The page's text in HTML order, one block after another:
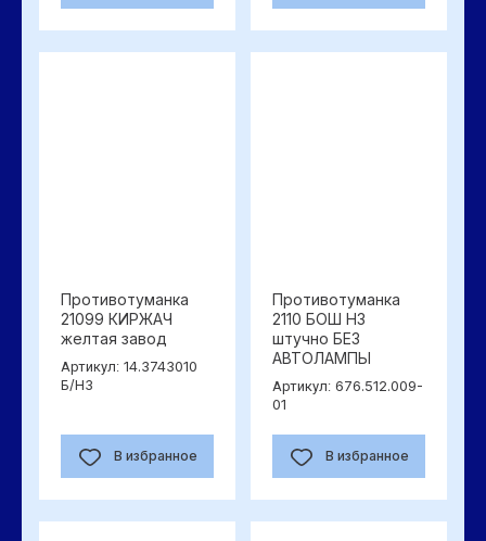
Противотуманка
21099 КИРЖАЧ
желтая завод
Артикул: 14.3743010
Б/Н3
В избранное
Противотуманка
2110 БОШ Н3
штучно БЕЗ
АВТОЛАМПЫ
Артикул: 676.512.009-
01
В избранное